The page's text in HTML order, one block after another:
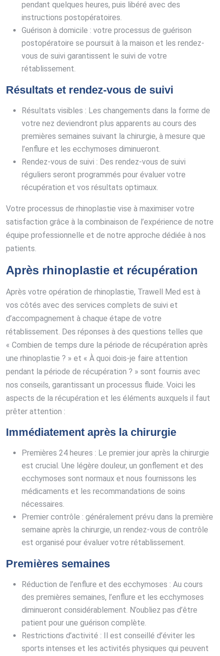
pendant quelques heures, puis libéré avec des
instructions postopératoires.
Guérison à domicile : votre processus de guérison
postopératoire se poursuit à la maison et les rendez-
vous de suivi garantissent le suivi de votre
rétablissement.
Résultats et rendez-vous de suivi
Résultats visibles : Les changements dans la forme de
votre nez deviendront plus apparents au cours des
premières semaines suivant la chirurgie, à mesure que
l’enflure et les ecchymoses diminueront.
Rendez-vous de suivi : Des rendez-vous de suivi
réguliers seront programmés pour évaluer votre
récupération et vos résultats optimaux.
Votre processus de rhinoplastie vise à maximiser votre
satisfaction grâce à la combinaison de l’expérience de notre
équipe professionnelle et de notre approche dédiée à nos
patients.
Après rhinoplastie et récupération
Après votre opération de rhinoplastie, Trawell Med est à
vos côtés avec des services complets de suivi et
d’accompagnement à chaque étape de votre
rétablissement. Des réponses à des questions telles que
« Combien de temps dure la période de récupération après
une rhinoplastie ? » et « À quoi dois-je faire attention
pendant la période de récupération ? » sont fournis avec
nos conseils, garantissant un processus fluide. Voici les
aspects de la récupération et les éléments auxquels il faut
prêter attention :
Immédiatement après la chirurgie
Premières 24 heures : Le premier jour après la chirurgie
est crucial. Une légère douleur, un gonflement et des
ecchymoses sont normaux et nous fournissons les
médicaments et les recommandations de soins
nécessaires.
Premier contrôle : généralement prévu dans la première
semaine après la chirurgie, un rendez-vous de contrôle
est organisé pour évaluer votre rétablissement.
Premières semaines
Réduction de l’enflure et des ecchymoses : Au cours
des premières semaines, l’enflure et les ecchymoses
diminueront considérablement. N’oubliez pas d’être
patient pour une guérison complète.
Restrictions d’activité : Il est conseillé d’éviter les
sports intenses et les activités physiques qui peuvent